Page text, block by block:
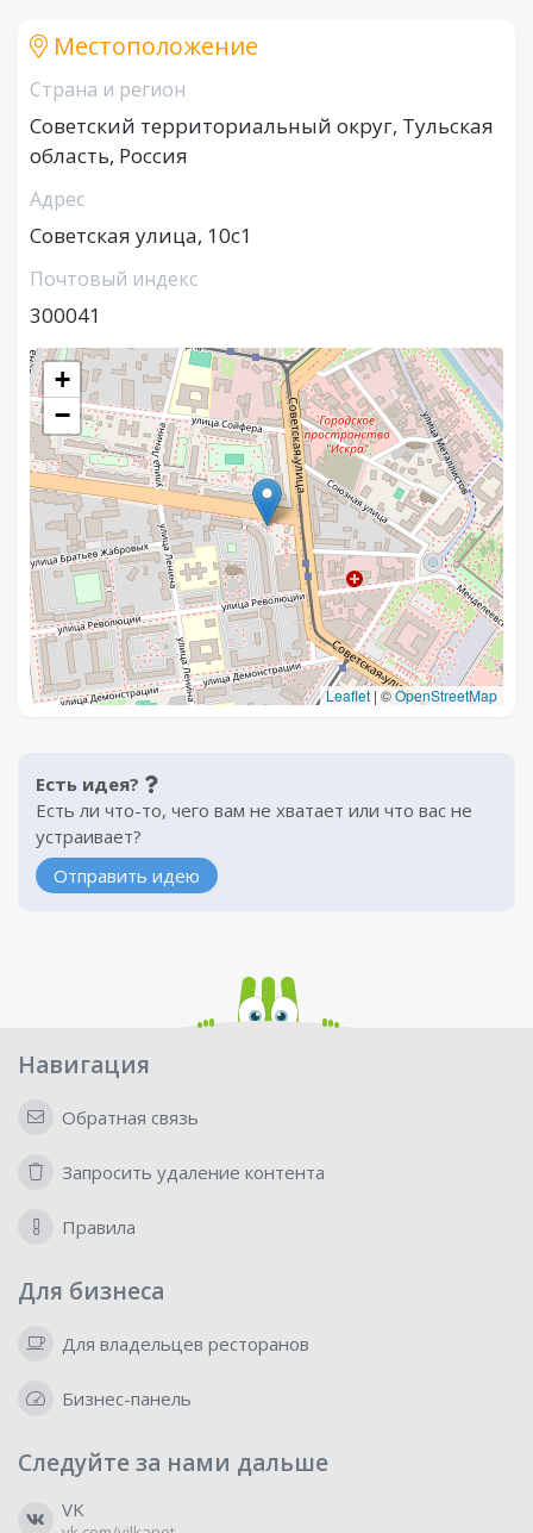
Местоположение
Страна и регион
Советский территориальный округ, Тульская
область, Россия
Адрес
Советская улица, 10с1
Почтовый индекс
300041
+
−
Leaflet | ©OpenStreetMap
Есть идея?
Есть ли что-то, чего вам не хватает или что вас не
устраивает?
Отправить идею
Навигация
Обратная связь
Запросить удаление контента
Правила
Для бизнеса
Для владельцев ресторанов
Бизнес-панель
Следуйте за нами дальше
VK